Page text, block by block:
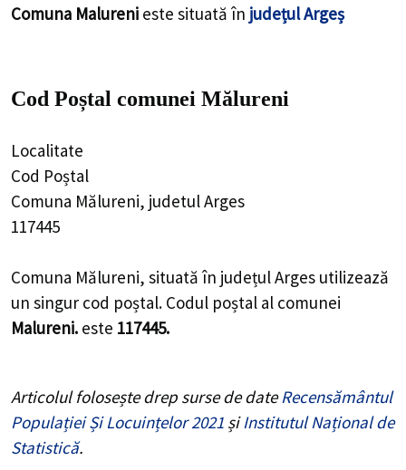
Comuna Malureni este situată în județul Argeș
Cod Poștal comunei Mălureni
Localitate
Cod Poștal
Comuna Mălureni, judetul Arges
117445
Comuna Mălureni, situată în județul Arges utilizează
un singur cod poștal. Codul poștal al comunei
Malureni. este 117445.
Articolul folosește drep surse de dateRecensământul
Populației Și Locuințelor 2021 șiInstitutul Național de
Statistică.